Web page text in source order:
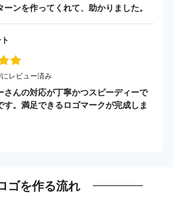
ーンを作ってくれて、助かりました。
レビュー済み
さんの対応が丁寧かつスピーディーで
す。満足できるロゴマークが完成しま
ゴを作る流れ